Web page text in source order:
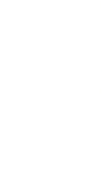
Les contre-
Patients